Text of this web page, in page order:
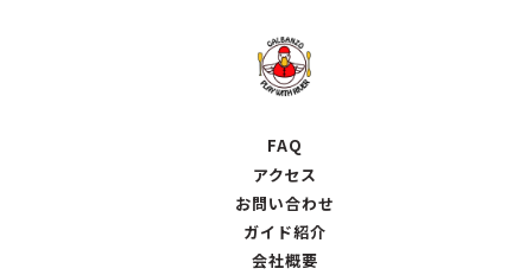
FAQ
アクセス
お問い合わせ
ガイド紹介
会社概要